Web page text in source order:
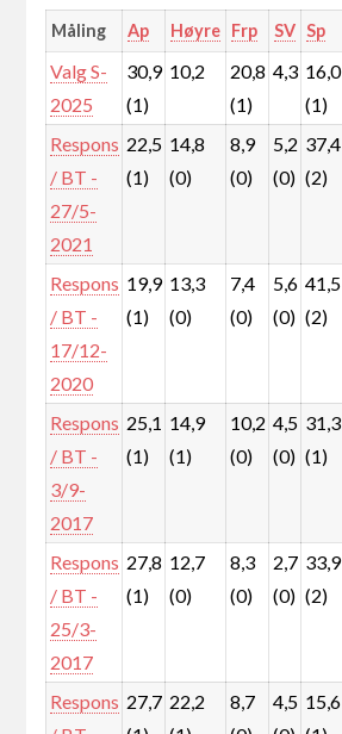
Måling Ap Høyre Frp SV Sp
Valg S-
2025
30,9
(1)
10,2
20,8
(1)
4,3 16,0
(1)
Respons
/ BT -
27/5-
2021
22,5
(1)
14,8
(0)
8,9
(0)
5,2
(0)
37,4
(2)
Respons
/ BT -
17/12-
2020
19,9
(1)
13,3
(0)
7,4
(0)
5,6
(0)
41,5
(2)
Respons
/ BT -
3/9-
2017
25,1
(1)
14,9
(1)
10,2
(0)
4,5
(0)
31,3
(1)
Respons
/ BT -
25/3-
2017
27,8
(1)
12,7
(0)
8,3
(0)
2,7
(0)
33,9
(2)
Respons 27,7 22,2
8,7
4,5 15,6